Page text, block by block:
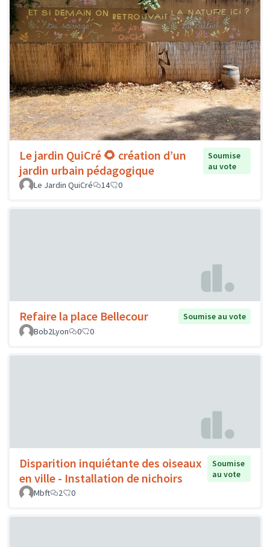
Le jardin QuiCré 🌻 création d’un
jardin urbain pédagogique
Soumise
au vote
Le Jardin QuiCré
14 0
Refaire la place Bellecour
Soumise au vote
Bob2Lyon
0 0
Disparition inquiétante des oiseaux
en ville - Installation de nichoirs
Soumise
au vote
Mbft
2 0